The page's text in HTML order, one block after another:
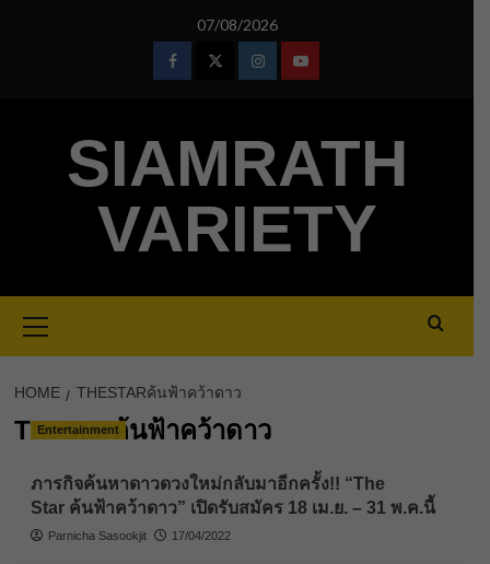
07/08/2026
FacebookTwitterInstagramYoutube
SIAMRATH
VARIETY
Menu
HOME THESTARค้นฟ้าคว้าดาว
TheStarค้นฟ้าคว้าดาว
Entertainment
ภารกิจค้นหาดาวดวงใหม่กลับมาอีกครั้ง!! “The
Star ค้นฟ้าคว้าดาว” เปิดรับสมัคร 18 เม.ย. – 31 พ.ค.นี้
Parnicha Sasookjit 17/04/2022